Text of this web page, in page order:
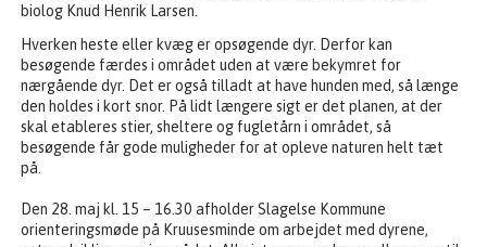
biolog Knud Henrik Larsen.
Hverken heste eller kvæg er opsøgende dyr. Derfor kan
besøgende færdes i området uden at være bekymret for
nærgående dyr. Det er også tilladt at have hunden med, så længe
den holdes i kort snor. På lidt længere sigt er det planen, at der
skal etableres stier, sheltere og fugletårn i området, så
besøgende får gode muligheder for at opleve naturen helt tæt
på.
Den 28. maj kl. 15 – 16.30 afholder Slagelse Kommune
orienteringsmøde på Kruusesminde om arbejdet med dyrene,